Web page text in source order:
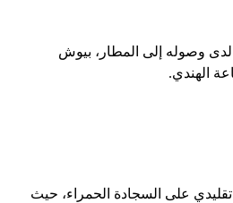
وصوله إلى المطار، بيوش
الهندي.
على السجادة الحمراء، حيث